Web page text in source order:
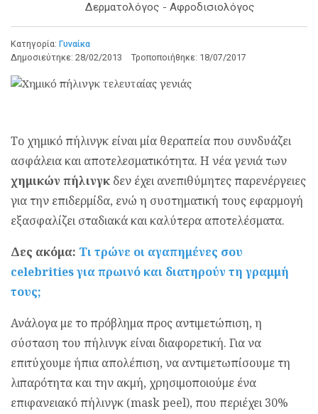
Δερματολόγος - Αφροδισιολόγος
Κατηγορία: Γυναίκα
Δημοσιεύτηκε: 28/02/2013 Τροποποιήθηκε: 18/07/2017
Το χημικό πήλινγκ είναι μία θεραπεία που συνδυάζει
ασφάλεια και αποτελεσματικότητα. Η νέα γενιά των
χημικών πήλινγκ δεν έχει ανεπιθύμητες παρενέργειες
για την επιδερμίδα, ενώ η συστηματική τους εφαρμογή
εξασφαλίζει σταδιακά και καλύτερα αποτελέσματα.
Δες ακόμα: Τι τρώνε οι αγαπημένες σου
celebrities για πρωινό και διατηρούν τη γραμμή
τους;
Ανάλογα με το πρόβλημα προς αντιμετώπιση, η
σύσταση του πήλινγκ είναι διαφορετική. Για να
επιτύχουμε ήπια απολέπιση, να αντιμετωπίσουμε τη
λιπαρότητα και την ακμή, χρησιμοποιούμε ένα
επιφανειακό πήλινγκ (mask peel), που περιέχει 30%